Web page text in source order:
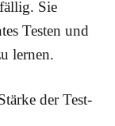
Sie
Testen und
lernen.
der Test-